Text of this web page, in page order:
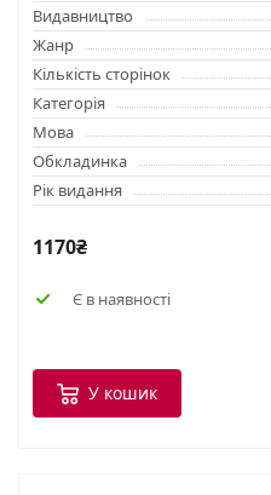
Видавництво
Жанр
Кількість сторінок
Категорія
Мова
Обкладинка
Рік видання
1170₴
Є в наявності
У кошик